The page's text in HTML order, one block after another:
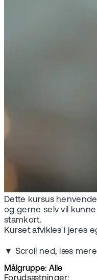
Dette kursus
og gerne selv vil
stamkort.
Kurset afvikles i jeres
▼ Scroll ned, læs
Målgruppe: Alle
Forudsætninger: